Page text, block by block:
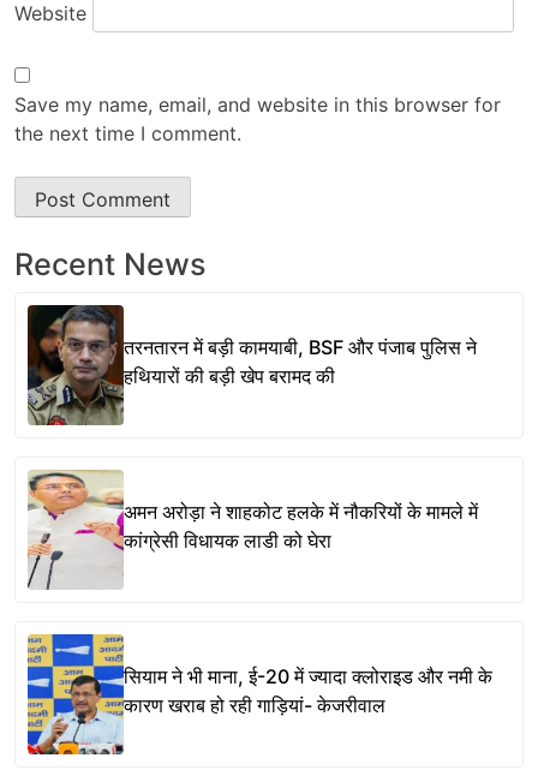
Website
Save my name, email, and website in this browser for
the next time I comment.
Recent News
तरनतारन में बड़ी कामयाबी, BSF और पंजाब पुलिस ने
हथियारों की बड़ी खेप बरामद की
अमन अरोड़ा ने शाहकोट हलके में नौकरियों के मामले में
कांग्रेसी विधायक लाडी को घेरा
सियाम ने भी माना, ई-20 में ज्यादा क्लोराइड और नमी के
कारण खराब हो रही गाड़ियां- केजरीवाल